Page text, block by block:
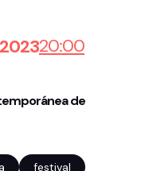
20:00
de
festival